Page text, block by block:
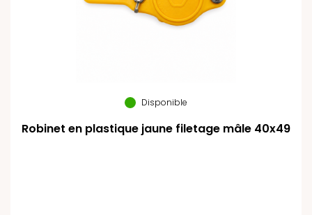
Disponible
Robinet en plastique jaune filetage mâle 40x49